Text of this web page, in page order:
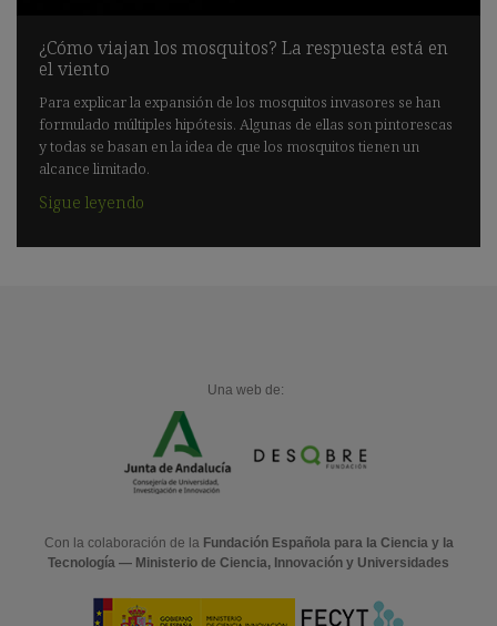
¿Cómo viajan los mosquitos? La respuesta está en
el viento
Para explicar la expansión de los mosquitos invasores se han
formulado múltiples hipótesis. Algunas de ellas son pintorescas
y todas se basan en la idea de que los mosquitos tienen un
alcance limitado.
Sigue leyendo
Una web de:
Con la colaboración de la Fundación Española para la Ciencia y la
Tecnología — Ministerio de Ciencia, Innovación y Universidades